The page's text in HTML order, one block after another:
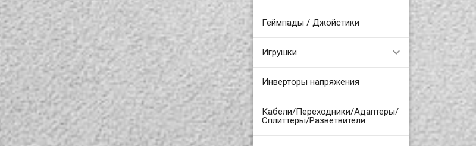
Геймпады / Джойстики
Игрушки
Инверторы напряжения
Кабели/Переходники/Адаптеры/
Сплиттеры/Разветвители
Амуниция (сбруя)
отличного качества с
регулируемым ремешком.